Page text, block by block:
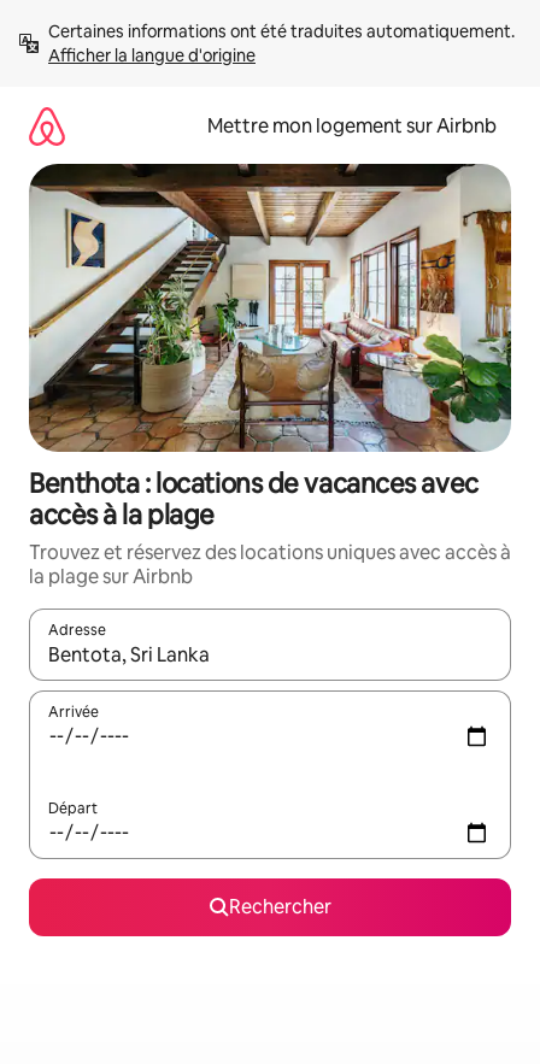
directement
Afficher la langue d'origine
Mettre mon logement sur Airbnb
Benthota : locations de vacances avec
accès à la plage
Trouvez et réservez des locations uniques avec accès à
la plage sur Airbnb
Adresse
Lorsque les résultats s'affichent, utilisez les flèches vers le
Arrivée
Départ
Rechercher